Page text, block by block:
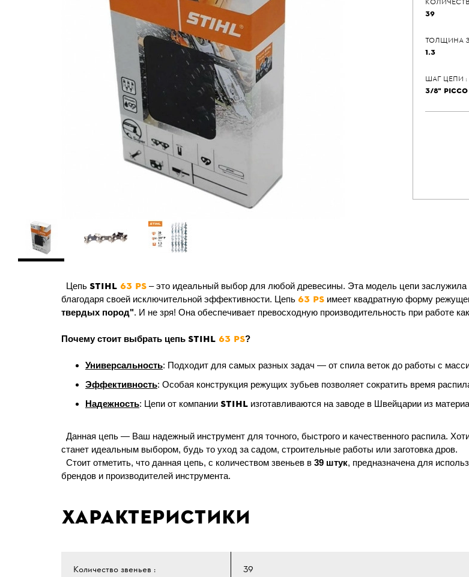
39
ТОЛЩИНА
1.3
ШАГ ЦЕПИ :
3/8" РICCO
Цепь STIHL 63 PS – это идеальный выбор для любой древесины. Эта модель цепи заслужила
благодаря своей исключительной эффективности. Цепь 63 PS имеет квадратную форму
твердых пород". И не зря! Она обеспечивает превосходную производительность при работе
Почему стоит выбрать цепь STIHL 63 PS?
Универсальность: Подходит для самых разных задач — от спила веток до работы с
Эффективность: Особая конструкция режущих зубьев позволяет сократить время
Надежность: Цепи от компании STIHL изготавливаются на заводе в Швейцарии из
Данная цепь — Ваш надежный инструмент для точного, быстрого и качественного распила.
станет идеальным выбором, будь то уход за садом, строительные работы или заготовка дров.
Стоит отметить, что данная цепь, с количеством звеньев в 39 штук, предназначена для
брендов и производителей инструмента.
Характеристики
Количество звеньев : 39